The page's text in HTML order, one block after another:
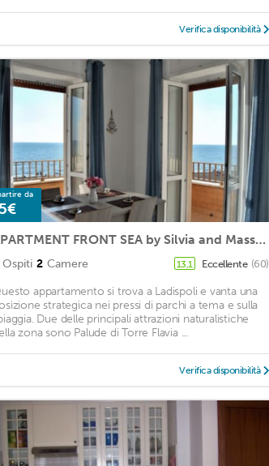
Verifica disponibilità
da
APARTMENT FRONT SEA by Silvia and Massimo
Ospiti 2 Camere 13,1 Eccellente (60)
appartamento si trova a Ladispoli e vanta una
strategica nei pressi di parchi a tema e sulla
Due delle principali attrazioni naturalistiche
zona sono Palude di Torre Flavia ...
Verifica disponibilità